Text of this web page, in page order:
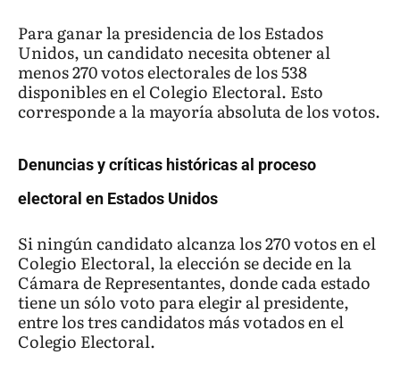
Para ganar la presidencia de los Estados
Unidos, un candidato necesita obtener al
menos 270 votos electorales de los 538
disponibles en el Colegio Electoral. Esto
corresponde a la mayoría absoluta de los votos.
Denuncias y críticas históricas al proceso
electoral en Estados Unidos
Si ningún candidato alcanza los 270 votos en el
Colegio Electoral, la elección se decide en la
Cámara de Representantes, donde cada estado
tiene un sólo voto para elegir al presidente,
entre los tres candidatos más votados en el
Colegio Electoral.